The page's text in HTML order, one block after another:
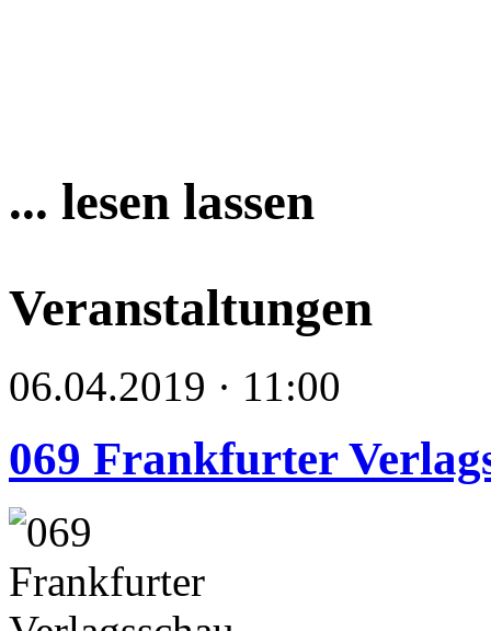
... lesen lassen
Veranstaltungen
06.04.2019 · 11:00
069 Frankfurter